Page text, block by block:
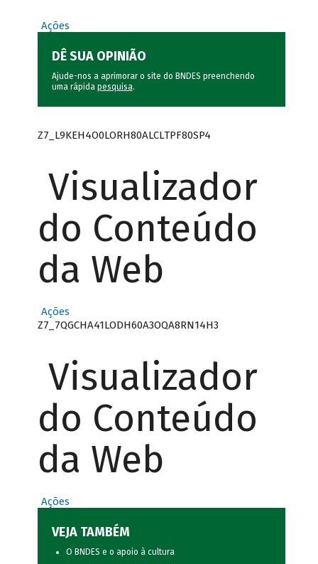
Ações
DÊ SUA OPINIÃO
Ajude-nos a aprimorar o site do BNDES preenchendo
uma rápida pesquisa.
Z7_L9KEH4O0LORH80ALCLTPF80SP4
Visualizador
do Conteúdo
da Web
Ações
Z7_7QGCHA41LODH60A3OQA8RN14H3
Visualizador
do Conteúdo
da Web
Ações
VEJA TAMBÉM
O BNDES e o apoio à cultura